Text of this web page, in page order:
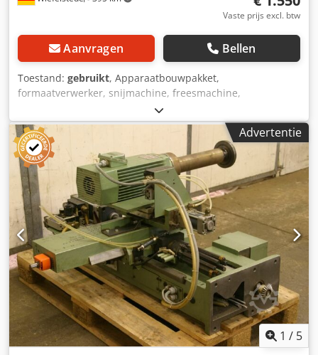
Vaste prijs excl. btw
Aanvragen Bellen
Toestand: gebruikt, Apparaatbouwpakket,
formaatverwerker, snijmachine, freesmachine,
profielfreesmachine, voegenfreesmachine, snijmachine,
dubbelzijdige profiler, kantenbewerkingsmachine,
scoremotor, versnipperaarmotor, freesmotor voor
kantenbewerkingsmachine -HOMAG freesunit kan worden
geribbeld, gegroefd en geprofileerd -met sleutel: van 2
zijden elk -Freestoestel: draaibaar -2x motoren Perske -
Vermogen: 0,6 kW -Voltage: 165 volt Dsdpjb Uhvdofx Adiock
-Frequentie: 300 Hz -Snelheid: 18000 rpm -andere motoren
met andere diensten op voorraad tegen een meerprijs -
Maten: 650/450/H600 mm -gewicht: 74 kg
Advertentie
1 / 5